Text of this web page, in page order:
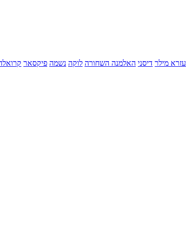
עזרא מילר דיסני האלמנה השחורה לוקה נשמה פיקסאר